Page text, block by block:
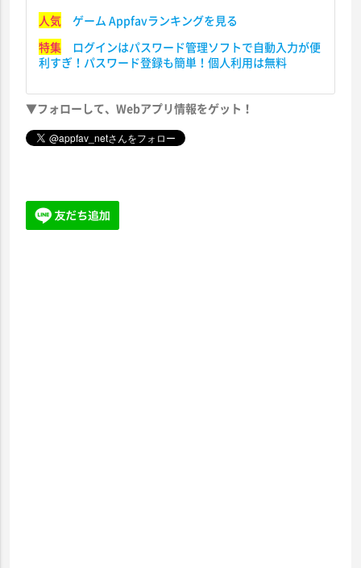
人気
ゲーム Appfavランキングを見る
特集
ログインはパスワード管理ソフトで自動入力が便
利すぎ！パスワード登録も簡単！個人利用は無料
▼フォローして、Webアプリ情報をゲット！